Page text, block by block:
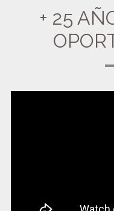
+ 25